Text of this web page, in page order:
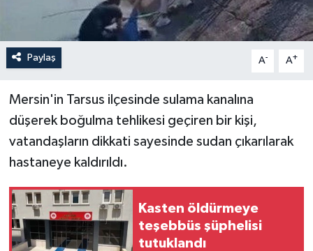
Paylaş A- A+
Mersin'in Tarsus ilçesinde sulama kanalına
düşerek boğulma tehlikesi geçiren bir kişi,
vatandaşların dikkati sayesinde sudan çıkarılarak
hastaneye kaldırıldı.
Kasten öldürmeye
teşebbüs şüphelisi
tutuklandı